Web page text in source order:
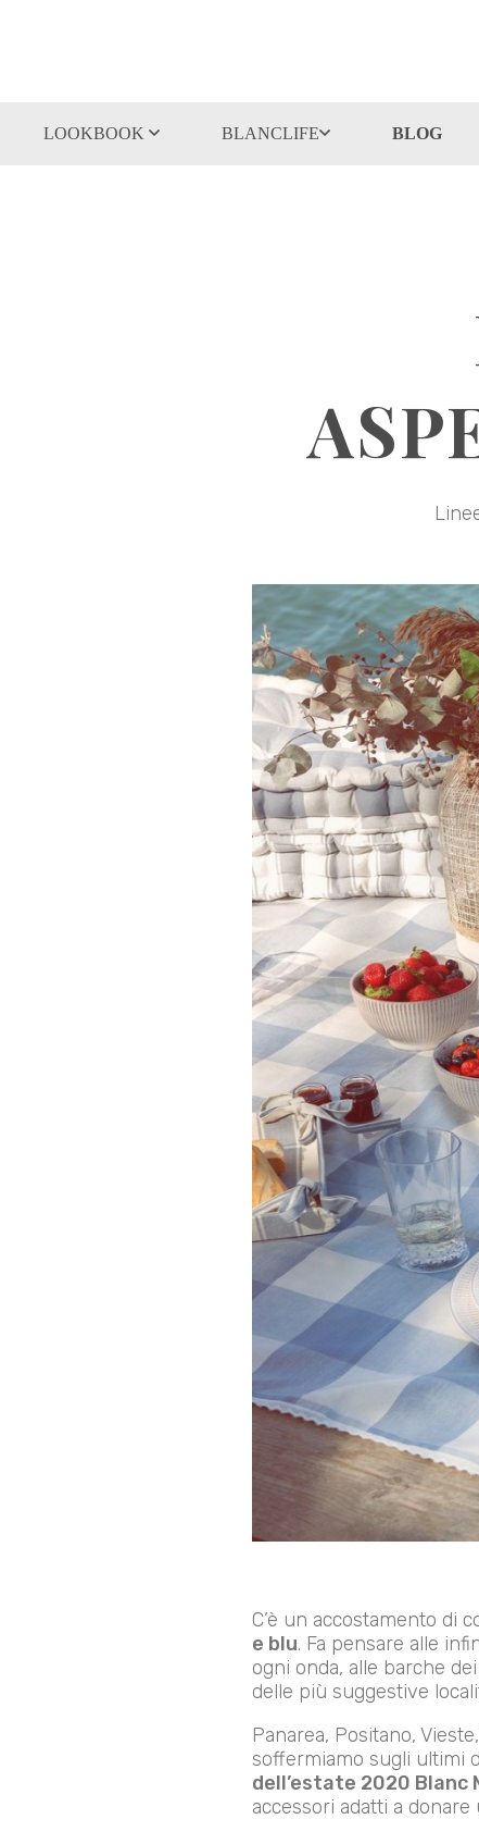
LOOKBOOK BLANCLIFE BLOG
C’è un accostamento di
e blu. Fa pensare alle
ogni onda, alle barche
delle più suggestive
Panarea, Positano,
soffermiamo sugli ultimi
dell’estate 2020 Blanc
accessori adatti a